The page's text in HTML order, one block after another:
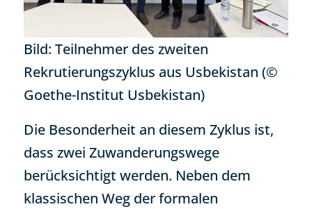
Bild: Teilnehmer des zweiten
Rekrutierungszyklus aus Usbekistan (©
Goethe-Institut Usbekistan)
Die Besonderheit an diesem Zyklus ist,
dass zwei Zuwanderungswege
berücksichtigt werden. Neben dem
klassischen Weg der formalen